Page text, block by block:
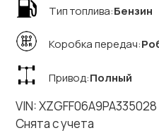
Тип топлива:Бензин
Коробка передач:
Привод:Полный
VIN: XZGFF06A9PA335028
Снята с учета